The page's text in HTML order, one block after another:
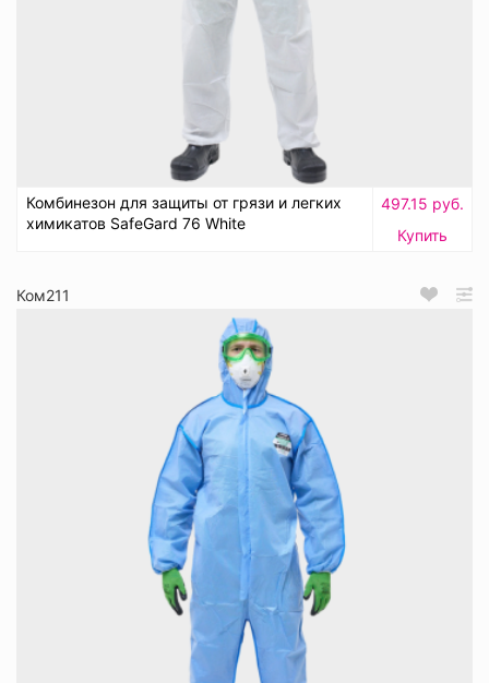
Комбинезон для защиты от грязи и легких
химикатов SafeGard 76 White
497.15 руб.
Купить
Ком211